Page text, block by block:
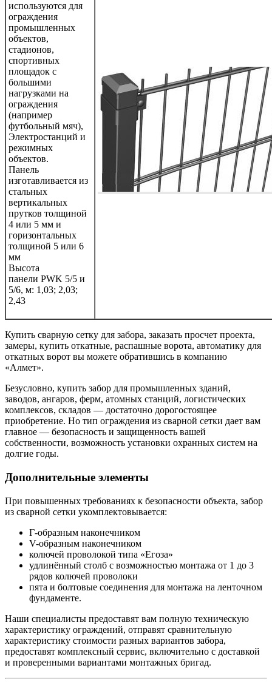
используются для
ограждения
промышленных
объектов,
стадионов,
спортивных
площадок с
большими
нагрузками на
ограждения
(например
футбольный мяч),
Электростанций и
режимных
объектов.
Панель
изготавливается из
стальных
вертикальных
прутков толщиной
4 или 5 мм и
горизонтальных
толщиной 5 или 6
мм
Высота
панели PWK 5/5 и
5/6, м: 1,03; 2,03;
2,43
Купить сварную сетку для забора, заказать просчет проекта,
замеры, купить откатные, распашные ворота, автоматику для
откатных ворот вы можете обратившись в компанию
«Алмет».
Безусловно, купить забор для промышленных зданий,
заводов, ангаров, ферм, атомных станций, логистических
комплексов, складов — достаточно дорогостоящее
приобретение. Но тип ограждения из сварной сетки дает вам
главное — безопасность и защищенность вашей
собственности, возможность установки охранных систем на
долгие годы.
Дополнительные элементы
При повышенных требованиях к безопасности объекта, забор
из сварной сетки укомплектовывается:
Г-образным наконечником
V-образным наконечником
колючей проволокой типа «Егоза»
удлинённый столб с возможностью монтажа от 1 до 3
рядов колючей проволоки
пята и болтовые соединения для монтажа на ленточном
фундаменте.
Наши специалисты предоставят вам полную техническую
характеристику ограждений, отправят сравнительную
характеристику стоимости разных вариантов забора,
предоставят комплексный сервис, включительно с доставкой
и проверенными вариантами монтажных бригад.